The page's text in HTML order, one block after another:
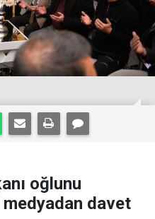
oğlunu
davet